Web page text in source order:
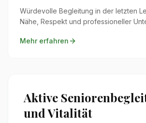
Würdevolle Begleitung in der letzten
Nähe, Respekt und professioneller
Mehr erfahren
Aktive
und Vitalität